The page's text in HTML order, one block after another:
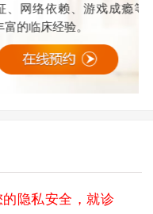
网络依赖、游戏成瘾等
的临床经验。
隐私安全，就诊